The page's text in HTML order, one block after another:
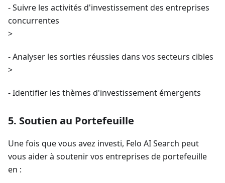
- Suivre les activités d'investissement des entreprises
concurrentes
>
- Analyser les sorties réussies dans vos secteurs cibles
>
- Identifier les thèmes d'investissement émergents
5. Soutien au Portefeuille
Une fois que vous avez investi, Felo AI Search peut
vous aider à soutenir vos entreprises de portefeuille
en :